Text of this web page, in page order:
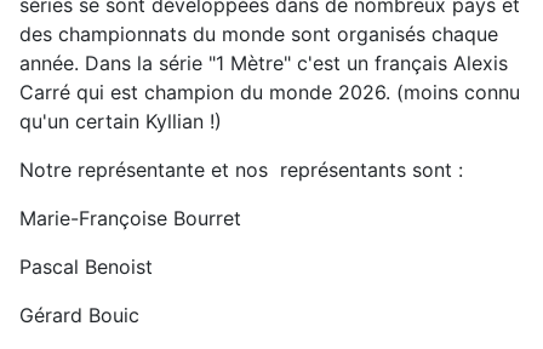
des championnats du monde sont organisés chaque
année. Dans la série "1 Mètre" c'est un français Alexis
Carré qui est champion du monde 2026. (moins connu
qu'un certain Kyllian !)
Notre représentante et nos représentants sont :
Marie-Françoise Bourret
Pascal Benoist
Gérard Bouic